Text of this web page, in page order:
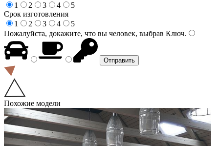
1
2 3 4
5
Срок изготовления
1
2 3 4
5
Пожалуйста, докажите, что вы человек, выбрав Ключ.
Похожие модели